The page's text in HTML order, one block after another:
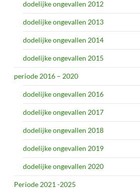
dodelijke ongevallen 2012
dodelijke ongevallen 2013
dodelijke ongevallen 2014
dodelijke ongevallen 2015
periode 2016 – 2020
dodelijke ongevallen 2016
dodelijke ongevallen 2017
dodelijke ongevallen 2018
dodelijke ongevallen 2019
dodelijke ongevallen 2020
Periode 2021 -2025